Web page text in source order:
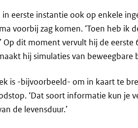
eerste instantie ook op enkele
voorbij zag komen. ‘Toen heb ik
Op dit moment vervult hij de
hij simulaties van beweegbare
is -bijvoorbeeld- om in kaart te
‘Dat soort informatie kun je
de levensduur.’